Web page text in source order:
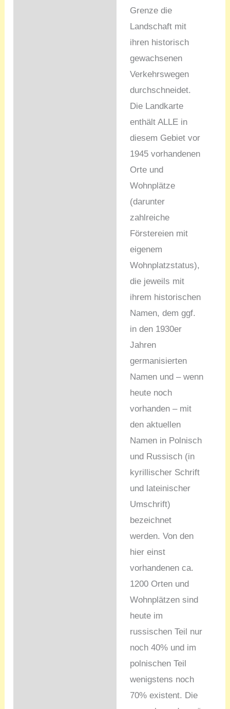
Grenze die
Landschaft mit
ihren historisch
gewachsenen
Verkehrswegen
durchschneidet.
Die Landkarte
enthält ALLE in
diesem Gebiet vor
1945 vorhandenen
Orte und
Wohnplätze
(darunter
zahlreiche
Förstereien mit
eigenem
Wohnplatzstatus),
die jeweils mit
ihrem historischen
Namen, dem ggf.
in den 1930er
Jahren
germanisierten
Namen und – wenn
heute noch
vorhanden – mit
den aktuellen
Namen in Polnisch
und Russisch (in
kyrillischer Schrift
und lateinischer
Umschrift)
bezeichnet
werden. Von den
hier einst
vorhandenen ca.
1200 Orten und
Wohnplätzen sind
heute im
russischen Teil nur
noch 40% und im
polnischen Teil
wenigstens noch
70% existent. Die